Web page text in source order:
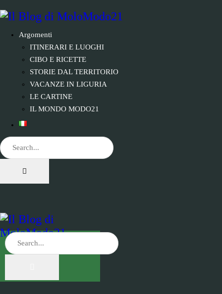
Argomenti
ITINERARI E LUOGHI
CIBO E RICETTE
STORIE DAL TERRITORIO
VACANZE IN LIGURIA
LE CARTINE
IL MONDO MODO21